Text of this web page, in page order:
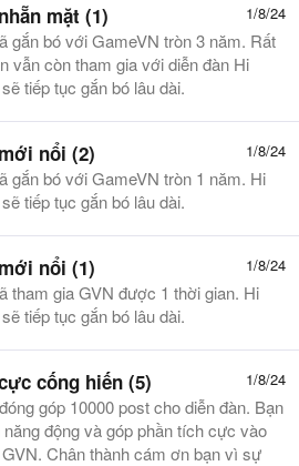
1/8/24
mặt (1)
gắn bó với GameVN tròn 3 năm. Rất
vẫn còn tham gia với diễn đàn Hi
tiếp tục gắn bó lâu dài.
1/8/24
nổi (2)
gắn bó với GameVN tròn 1 năm. Hi
tiếp tục gắn bó lâu dài.
1/8/24
nổi (1)
tham gia GVN được 1 thời gian. Hi
tiếp tục gắn bó lâu dài.
1/8/24
cống hiến (5)
góp 10000 post cho diễn đàn. Bạn
năng động và góp phần tích cực vào
Chân thành cám ơn bạn vì sự